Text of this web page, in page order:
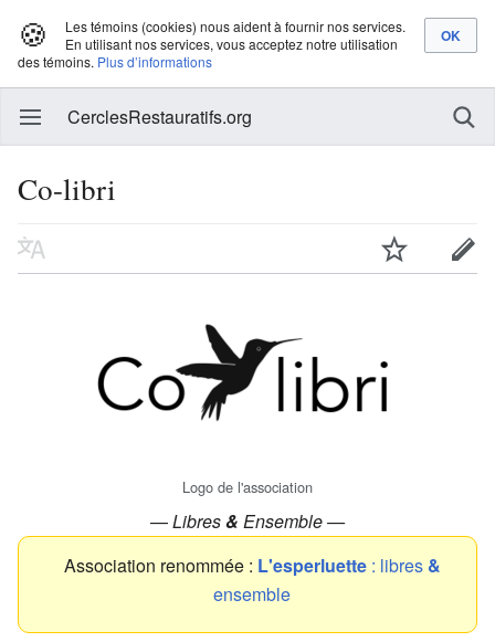
🍪
Les témoins (cookies) nous aident à fournir nos services.
En utilisant nos services, vous acceptez notre utilisation
des témoins. Plus d’informations
CerclesRestauratifs.org
Co-libri
Logo de l'association
—Libres& Ensemble —
Association renommée : L'esperluette: libres &
ensemble